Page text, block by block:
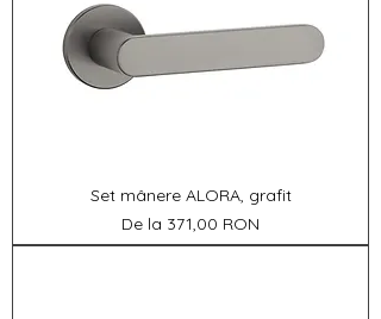
Set mânere ALORA, grafit
De la 371,00 RON
Preț redus